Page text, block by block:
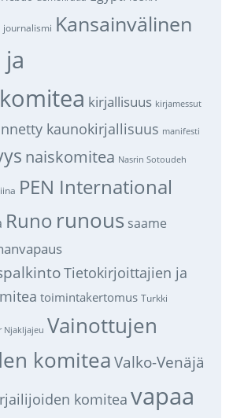
journalismi Kansainvälinen
ja
kirjallisuus kirjamessut
kaunokirjallisuus manifesti
naiskomitea Nasrin Sotoudeh
PEN International
Runo runous saame
Tietokirjoittajien ja
toimintakertomus Turkki
Njakljajeu Vainottujen
komitea Valko-Venäjä
komitea vapaa